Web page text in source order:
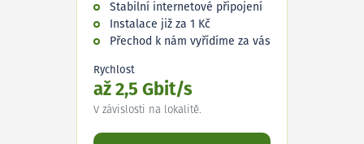
Stabilní internetové připojení
Instalace již za 1 Kč
Přechod k nám vyřídíme za vás
Rychlost
až 2,5 Gbit/s
V závislosti na lokalitě.